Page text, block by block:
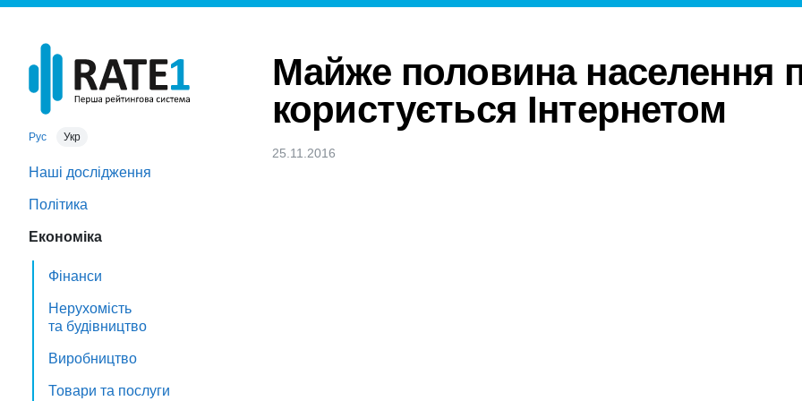
Рус Укр
Наші дослідження
Політика
Економіка
Фінанси
Нерухомість
та будівництво
Виробництво
Товари та послуги
Майже половина населення
користується Інтернетом
25.11.2016